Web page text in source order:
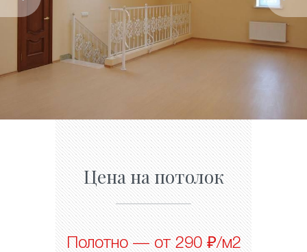
Цена на потолок
Полотно — от 290 ₽/м2